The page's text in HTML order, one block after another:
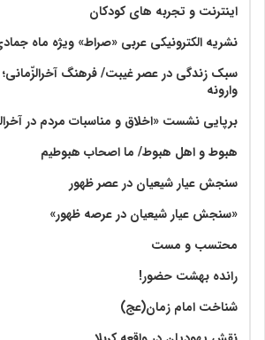
اینترنت و تجربه های کودکان
نشریه الکترونیکی عربی «صراط» ویژه ماه
سبک زندگی در عصر غیبت/ فرهنگ
وارونه
برپایی نشست «اخلاق و مناسبات مردم در
هبوط و اهل هبوط/ ما اصحاب هبوطیم
سنجش عیار شیعیان در عصر ظهور
«سنجش عیار شیعیان در عرصه ظهور»
محتسب و مست
رانده بهشت‌ حضور!
شناخت امام زمان(عج)